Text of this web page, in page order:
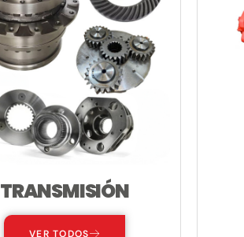
TRANSMISIÓN
VER TODOS